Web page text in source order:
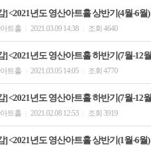
] <2021년도 영산아트홀 상반기(4월-6월
트홀 2021.03.09 14:38 조회 4640
] <2021년도 영산아트홀 하반기(7월-12
트홀 2021.03.05 14:05 조회 4770
] <2021년도 영산아트홀 하반기(7월-12
트홀 2021.02.08 12:53 조회 3919
] <2021년도 영산아트홀 상반기(1월-6월